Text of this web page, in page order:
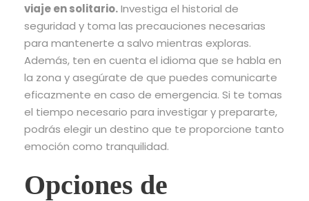
viaje en solitario.Investiga el historial de
seguridad y toma las precauciones necesarias
para mantenerte a salvo mientras exploras.
Además, ten en cuenta el idioma que se habla en
la zona y asegúrate de que puedes comunicarte
eficazmente en caso de emergencia. Si te tomas
el tiempo necesario para investigar y prepararte,
podrás elegir un destino que te proporcione tanto
emoción como tranquilidad.
Opciones de